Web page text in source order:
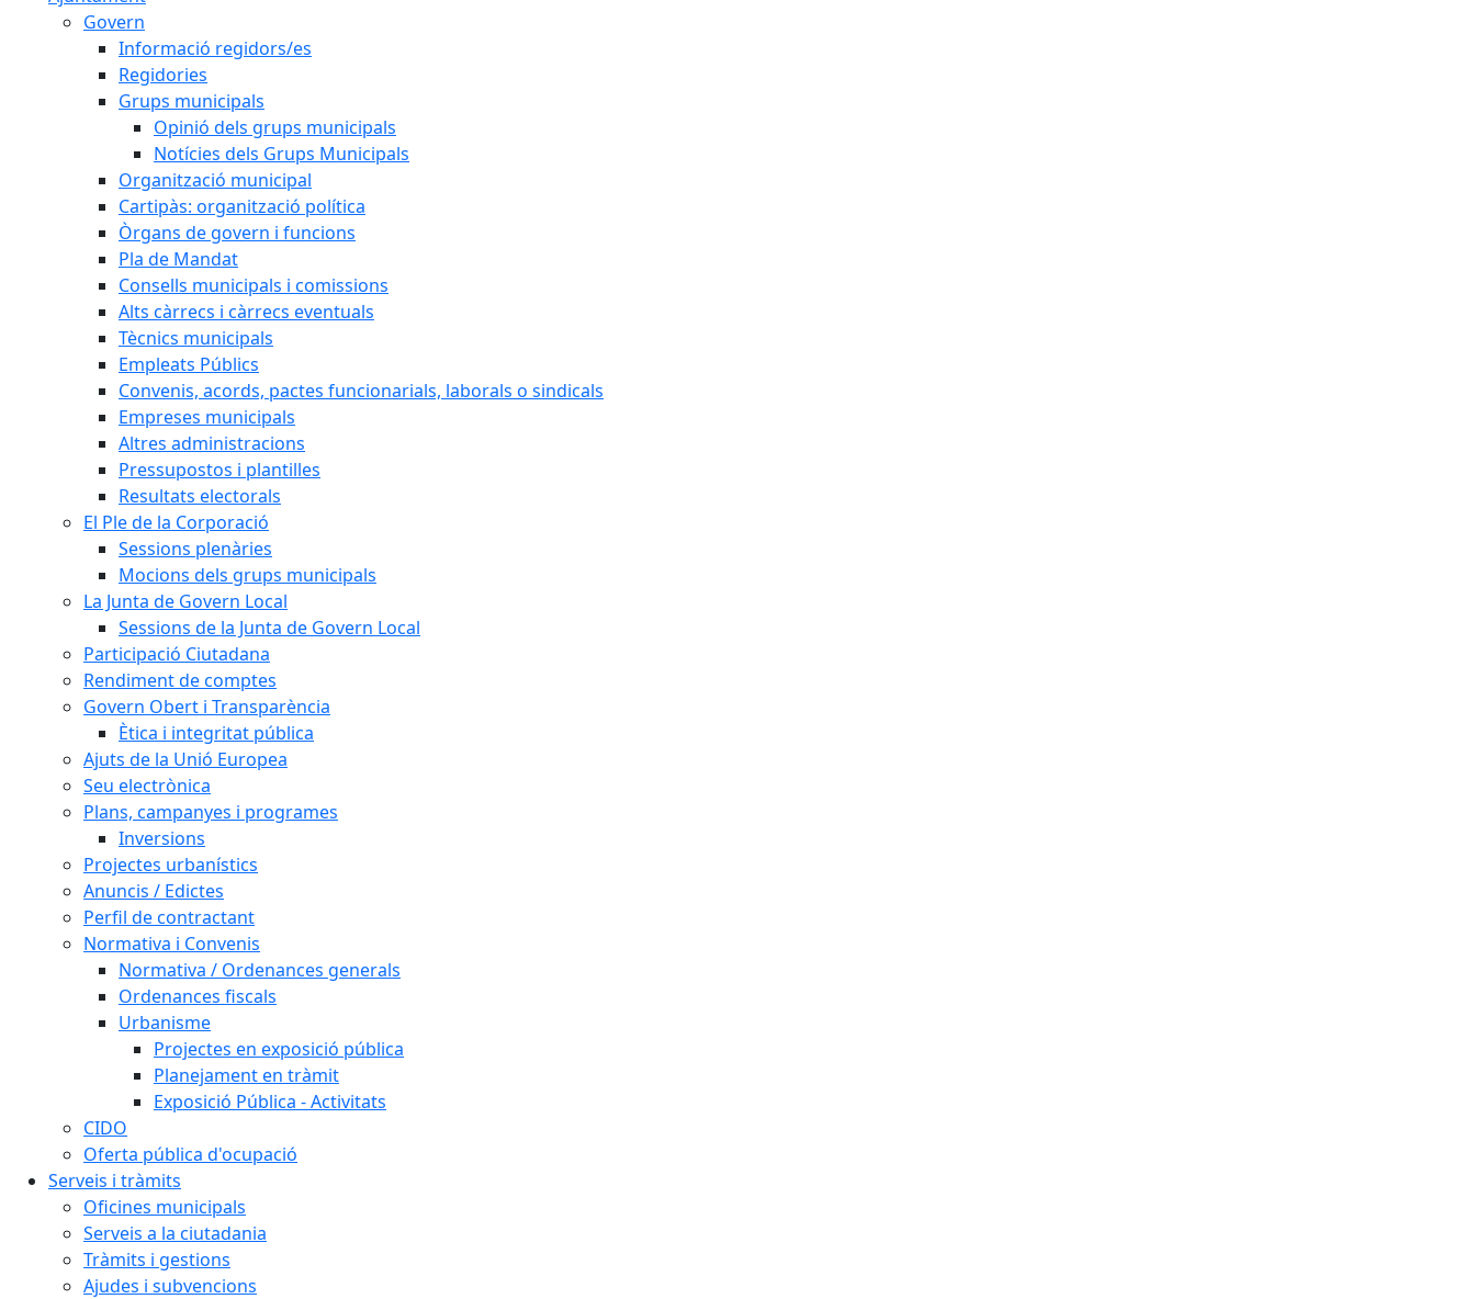
Govern
Informació regidors/es
Regidories
Grups municipals
Opinió dels grups municipals
Notícies dels Grups Municipals
Organització municipal
Cartipàs: organització política
Òrgans de govern i funcions
Pla de Mandat
Consells municipals i comissions
Alts càrrecs i càrrecs eventuals
Tècnics municipals
Empleats Públics
Convenis, acords, pactes funcionarials, laborals o sindicals
Empreses municipals
Altres administracions
Pressupostos i plantilles
Resultats electorals
El Ple de la Corporació
Sessions plenàries
Mocions dels grups municipals
La Junta de Govern Local
Sessions de la Junta de Govern Local
Participació Ciutadana
Rendiment de comptes
Govern Obert i Transparència
Ètica i integritat pública
Ajuts de la Unió Europea
Seu electrònica
Plans, campanyes i programes
Inversions
Projectes urbanístics
Anuncis / Edictes
Perfil de contractant
Normativa i Convenis
Normativa / Ordenances generals
Ordenances fiscals
Urbanisme
Projectes en exposició pública
Planejament en tràmit
Exposició Pública - Activitats
CIDO
Oferta pública d'ocupació
Serveis i tràmits
Oficines municipals
Serveis a la ciutadania
Tràmits i gestions
Ajudes i subvencions